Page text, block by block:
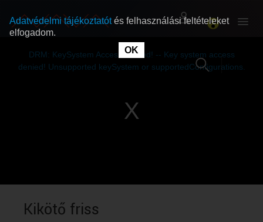
RÓLUNK
RÓLUNK
DRM: KeySystem Access Denied! -- Key system access
denied! Unsupported keySystem or supportedConfigurations.
Kikötő friss
Adatvédelmi tájékoztatótés felhasználási feltételeket
elfogadom.
OK